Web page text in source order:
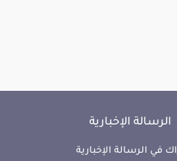
الرسالة الإخبارية
في الرسالة الإخبارية